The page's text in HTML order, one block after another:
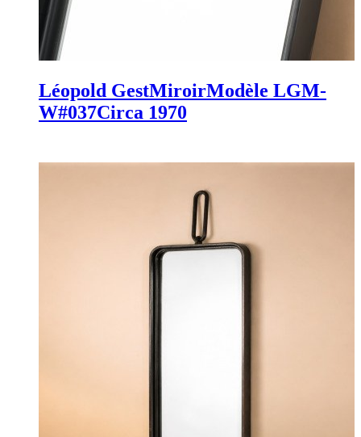
Léopold GestMiroirModèle LGM-
W#037Circa 1970